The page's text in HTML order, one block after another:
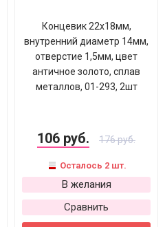
Концевик 22х18мм,
внутренний диаметр 14мм,
отверстие 1,5мм, цвет
античное золото, сплав
металлов, 01-293, 2шт
106 руб. 176 руб.
Осталось 2 шт.
В желания
Сравнить